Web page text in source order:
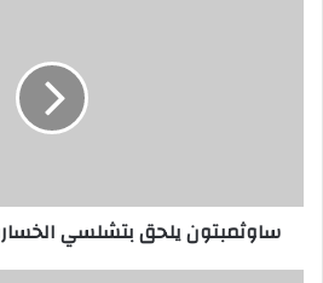
ساوثمبتون يلحق بتشلسي